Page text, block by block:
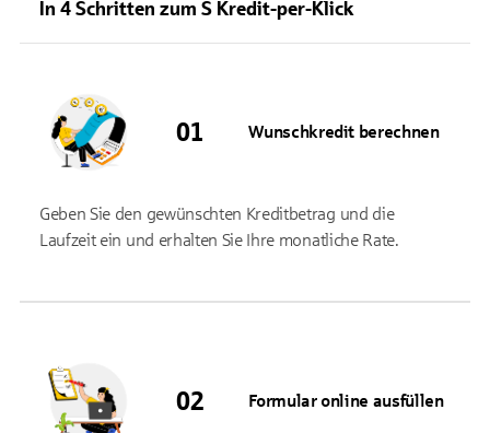
In 4 Schritten zum S Kredit-per-Klick
Wunschkredit berechnen
Geben Sie den gewünschten Kreditbetrag und die
Laufzeit ein und erhalten Sie Ihre monatliche Rate.
Formular online ausfüllen